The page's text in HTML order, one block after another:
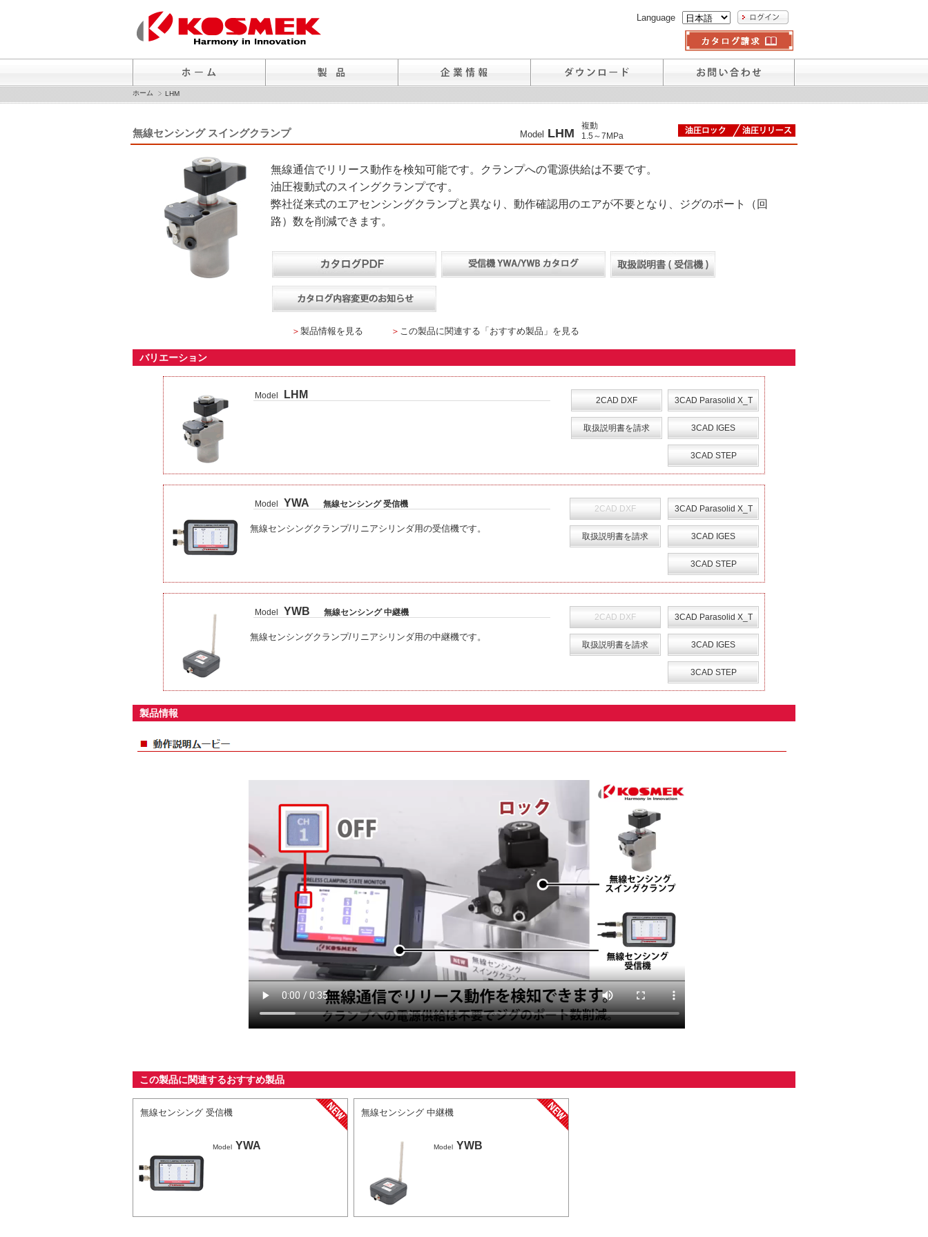
Language
ホーム LHM
無線センシング スイングクランプ Model LHM
複動
1.5～7MPa
無線通信でリリース動作を検知可能です。クランプへの電源供給は不要です。
油圧複動式のスイングクランプです。
弊社従来式のエアセンシングクランプと異なり、動作確認用のエアが不要となり、ジグのポート（回
路）数を削減できます。
＞ 製品情報を見る ＞ この製品に関連する「おすすめ製品」を見る
バリエーション
Model LHM 2CAD DXF
取扱説明書を請求
3CAD Parasolid X_T
3CAD IGES
3CAD STEP
Model YWA 無線センシング 受信機
無線センシングクランプ/リニアシリンダ用の受信機です。
2CAD DXF
取扱説明書を請求
3CAD Parasolid X_T
3CAD IGES
3CAD STEP
Model YWB 無線センシング 中継機
無線センシングクランプ/リニアシリンダ用の中継機です。
2CAD DXF
取扱説明書を請求
3CAD Parasolid X_T
3CAD IGES
3CAD STEP
製品情報
この製品に関連するおすすめ製品
無線センシング 受信機
Model YWA
無線センシング 中継機
Model YWB